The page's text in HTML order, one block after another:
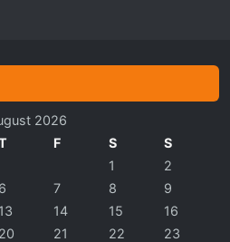
2026
F S S
1
2
6 7 8
9
13 14 15
16
20 21 22
23